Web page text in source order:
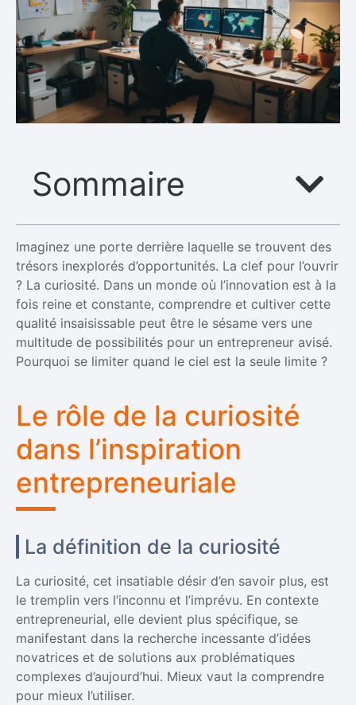
Sommaire
Imaginez une porte derrière laquelle se trouvent des
trésors inexplorés d’opportunités. La clef pour l’ouvrir
? La curiosité. Dans un monde où l’innovation est à la
fois reine et constante, comprendre et cultiver cette
qualité insaisissable peut être le sésame vers une
multitude de possibilités pour un entrepreneur avisé.
Pourquoi se limiter quand le ciel est la seule limite ?
Le rôle de la curiosité
dans l’inspiration
entrepreneuriale
La définition de la curiosité
La curiosité, cet insatiable désir d’en savoir plus, est
le tremplin vers l’inconnu et l’imprévu. En contexte
entrepreneurial, elle devient plus spécifique, se
manifestant dans la recherche incessante d’idées
novatrices et de solutions aux problématiques
complexes d’aujourd’hui. Mieux vaut la comprendre
pour mieux l’utiliser.